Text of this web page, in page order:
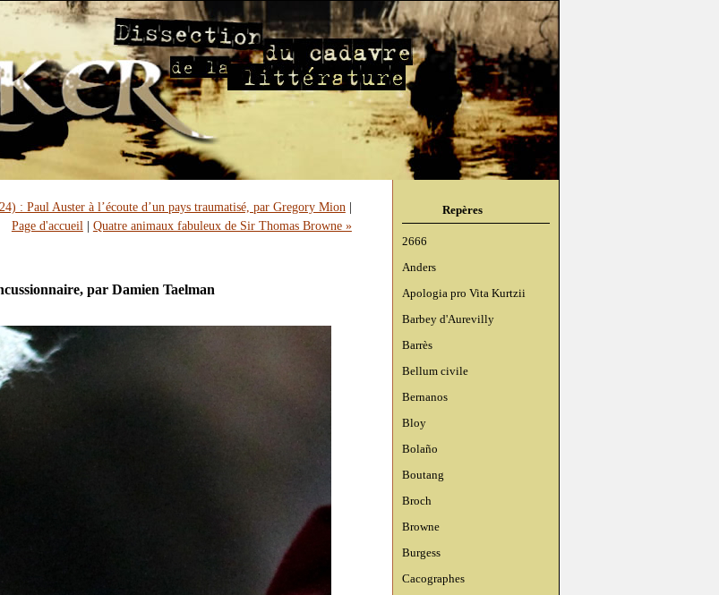
Repères
2666
Anders
Apologia pro Vita Kurtzii
Barbey d'Aurevilly
Barrès
Bellum civile
Bernanos
Bloy
Bolaño
Boutang
Broch
Browne
Burgess
Cacographes
: Paul Auster à l’écoute d’un pays traumatisé, par Gregory Mion |
Page d'accueil | Quatre animaux fabuleux de Sir Thomas Browne »
par Damien Taelman